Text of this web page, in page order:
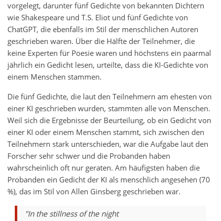
vorgelegt, darunter fünf Gedichte von bekannten Dichtern
wie Shakespeare und T.S. Eliot und fünf Gedichte von
ChatGPT, die ebenfalls im Stil der menschlichen Autoren
geschrieben waren. Über die Hälfte der Teilnehmer, die
keine Experten für Poesie waren und höchstens ein paarmal
jährlich ein Gedicht lesen, urteilte, dass die KI-Gedichte von
einem Menschen stammen.
Die fünf Gedichte, die laut den Teilnehmern am ehesten von
einer KI geschrieben wurden, stammten alle von Menschen.
Weil sich die Ergebnisse der Beurteilung, ob ein Gedicht von
einer KI oder einem Menschen stammt, sich zwischen den
Teilnehmern stark unterschieden, war die Aufgabe laut den
Forscher sehr schwer und die Probanden haben
wahrscheinlich oft nur geraten. Am häufigsten haben die
Probanden ein Gedicht der KI als menschlich angesehen (70
%), das im Stil von Allen Ginsberg geschrieben war.
"In the stillness of the night